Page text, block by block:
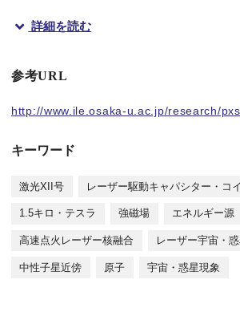
研究の背景と内容
本研究成果では自由空間中に強磁場を生
本研究の最も重要な成果は、国内最大の
本研究成果が社会に与える影響（本研
大阪大学レーザーエネルギー学研究セン
更に、7テスラの種時場を圧縮すること
詳細を読む
参考URL
http://www.ile.osaka-u.ac.jp/research/
キーワード
激光XII号 レーザー駆動キャパシター・コ
1.5キロ・テスラ 強磁場 エネルギー源
高速点火レーザー核融合 レーザー宇宙・
中性子星近傍 原子 宇宙・惑星現象